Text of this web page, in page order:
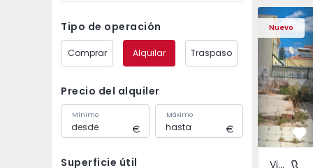
Tipo de operación
Comprar Alquilar Traspaso
Precio del alquiler
Mínimo Máximo
Superficie útil
49
1
Nuevo
Vivienda T3 Loures -
Vivienda
Vivienda